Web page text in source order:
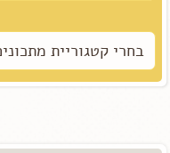
בחרי קטגוריית